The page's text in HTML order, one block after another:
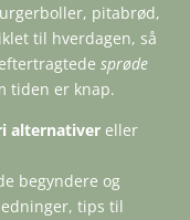
pitabrød,
til hverdagen, så
sprøde
tiden er knap.
alternativer eller
begyndere og
tips til